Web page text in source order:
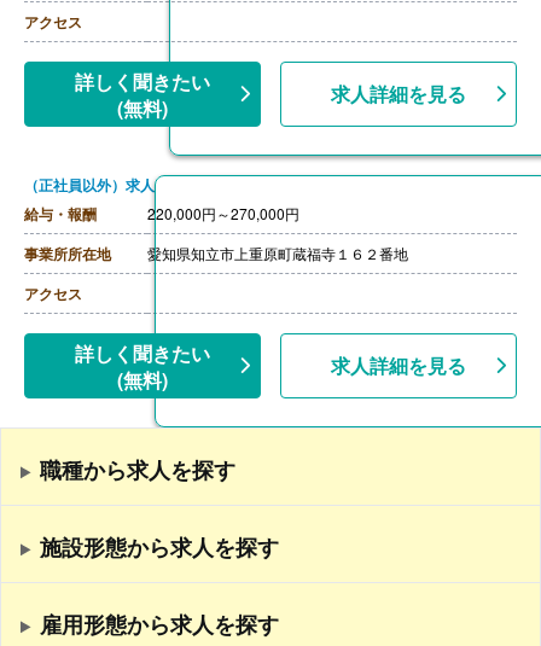
アクセス
詳しく聞きたい
(無料)
求人詳細を見る
（正社員以外）求人
給与・報酬
220,000円～270,000円
事業所所在地 愛知県知立市上重原町蔵福寺１６２番地
アクセス
詳しく聞きたい
(無料)
求人詳細を見る
職種から求人を探す
施設形態から求人を探す
雇用形態から求人を探す